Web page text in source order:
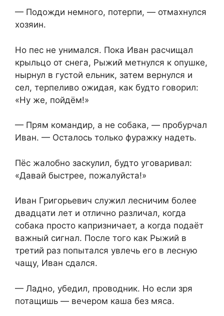
— Подожди немного, потерпи, — отмахнулся
хозяин.
Но пес не унимался. Пока Иван расчищал
крыльцо от снега, Рыжий метнулся к опушке,
нырнул в густой ельник, затем вернулся и
сел, терпеливо ожидая, как будто говорил:
«Ну же, пойдём!»
— Прям командир, а не собака, — пробурчал
Иван. — Осталось только фуражку надеть.
Пёс жалобно заскулил, будто уговаривал:
«Давай быстрее, пожалуйста!»
Иван Григорьевич служил лесничим более
двадцати лет и отлично различал, когда
собака просто капризничает, а когда подаёт
важный сигнал. После того как Рыжий в
третий раз попытался увлечь его в лесную
чащу, Иван сдался.
— Ладно, убедил, проводник. Но если зря
потащишь — вечером каша без мяса.